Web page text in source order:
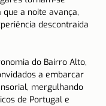
a noite avança,
descontraída
do Bairro Alto,
a embarcar
mergulhando
de Portugal e